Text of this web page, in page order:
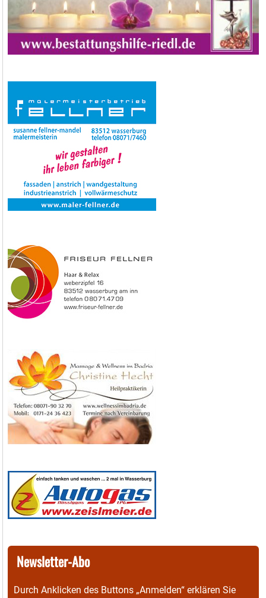
Newsletter-Abo
Durch Anklicken des Buttons „Anmelden“ erklären Sie